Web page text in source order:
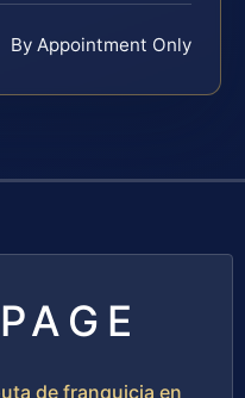
By Appointment Only
de franquicia en